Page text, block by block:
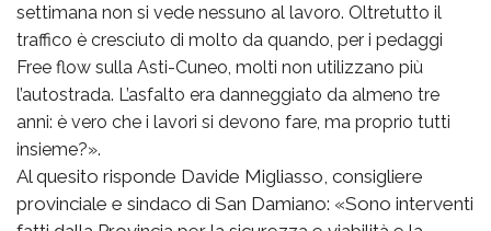
settimana non si vede nessuno al lavoro. Oltretutto il
traffico è cresciuto di molto da quando, per i pedaggi
Free flow sulla Asti-Cuneo, molti non utilizzano più
l’autostrada. L’asfalto era danneggiato da almeno tre
anni: è vero che i lavori si devono fare, ma proprio tutti
insieme?».
Al quesito risponde Davide Migliasso, consigliere
provinciale e sindaco di San Damiano: «Sono interventi